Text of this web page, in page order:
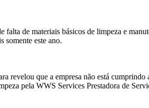
falta de materiais básicos de limpeza e
somente este ano.
revelou que a empresa não está
pela WWS Services Prestadora de